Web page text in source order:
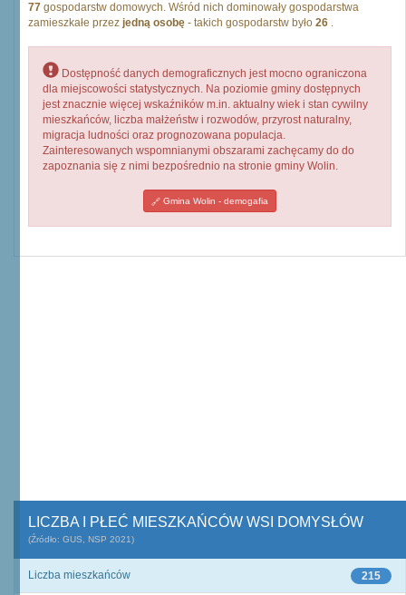
77 gospodarstw domowych. Wśród nich dominowały gospodarstwa
zamieszkałe przez jedną osobę - takich gospodarstw było 26 .
Dostępność danych demograficznych jest mocno ograniczona
dla miejscowości statystycznych. Na poziomie gminy dostępnych
jest znacznie więcej wskaźników m.in. aktualny wiek i stan cywilny
mieszkańców, liczba małżeństw i rozwodów, przyrost naturalny,
migracja ludności oraz prognozowana populacja.
Zainteresowanych wspomnianymi obszarami zachęcamy do do
zapoznania się z nimi bezpośrednio na stronie gminy Wolin.
Gmina Wolin - demogafia
LICZBA I PŁEĆ MIESZKAŃCÓW WSI DOMYSŁÓW
(Źródło: GUS, NSP 2021)
215
Liczba mieszkańców